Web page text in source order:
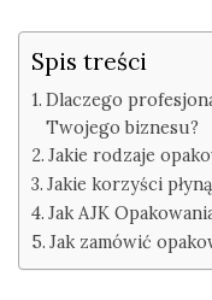
Spis treści
Dlaczego
Twojego biznesu?
Jakie rodzaje
Jakie korzyści
Jak AJK
Jak zamówić